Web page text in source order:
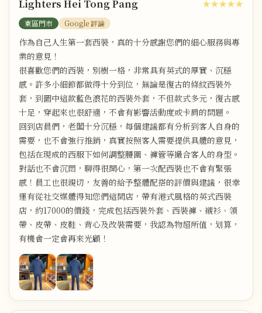
Lighters Hei Tong Pang
東區門市 Google 評論
★★★★★
作為自己人生第一套西裝，真的十分感謝您們的細心服務與專
業的意見！
很喜歡您們的西裝，別樹一格，非常具有英式的厚實、沉穩
感。許多小細節都做得十分到位，無論是復古的條紋西裝外
套，到圖中這款藍色浪花的西裝外套，不但款式多元，復古感
十足，穿起來也很舒適，不會有影響活動度或卡肩的問題。
回到店員們，老闆十分沉穩，每個建議都有分析到客人自身的
需要，也不會強行推銷，真實按照客人需要提供具體的意見，
包括在現成的西服下如何調整腰圍、褲管等撮合客人的身型。
對話也不會沉悶，聊得很開心，第一次配西裝也不會有緊張
感！員工也很親切，友善的給予整體配搭的評價與建議，很幸
運有從社交媒體得知您們這間店，帶有港式風格的英式西裝
店，約17000的價錢，完成包括西裝外套、西裝褲、襯衫、領
帶、皮帶、皮鞋、背心及改裝需要，我認為物超所值，划算，
有機會一定會再來光顧！